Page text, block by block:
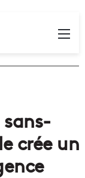
crée un